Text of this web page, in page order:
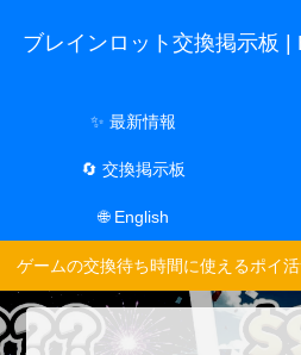
ブレインロット交換掲示板 |
✨ 最新情報
🔄 交換掲示板
🌐 English
ゲームの交換待ち時間に使えるポイ